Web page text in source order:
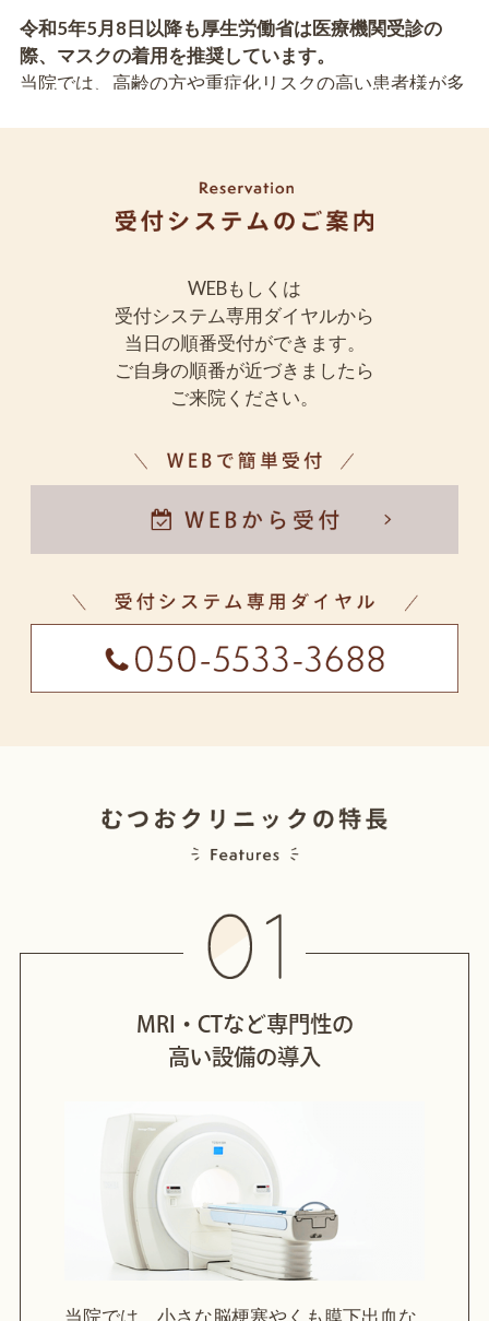
令和5年5月8日以降も厚生労働省は医療機関受診の
際、マスクの着用を推奨しています。
当院では、高齢の方や重症化リスクの高い患者様が多
2023年5月6日からマイナンバーカードが保険証とし
て使えます。
マイナンバーカードでの読み込みができない場合は自
費になりますので、保険証のご持参もお願いいたしま
様の受診歴、診療情報、薬剤情報を踏まえた健康状況
誠に勝手ながら、2023年5月から健康診断Bの料金を4
のほどよろしくお願い申し上げます。
WEBもしくは
受付システム専用ダイヤルから
当日の順番受付ができます。
ご自身の順番が近づきましたら
ご来院ください。
MRI・CTなど専門性の
高い設備の導入